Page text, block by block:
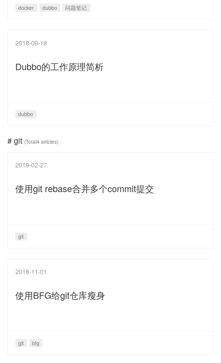
docker dubbo 问题笔记
2018-09-18
Dubbo的工作原理简析
dubbo
# git (Total4 articles)
2019-02-27
使用git rebase合并多个commit提交
git
2018-11-01
使用BFG给git仓库瘦身
git bfg